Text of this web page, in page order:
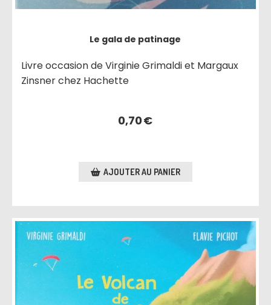
Le gala de patinage
Livre occasion de Virginie Grimaldi et Margaux
Zinsner chez Hachette
0,70€
AJOUTER AU PANIER